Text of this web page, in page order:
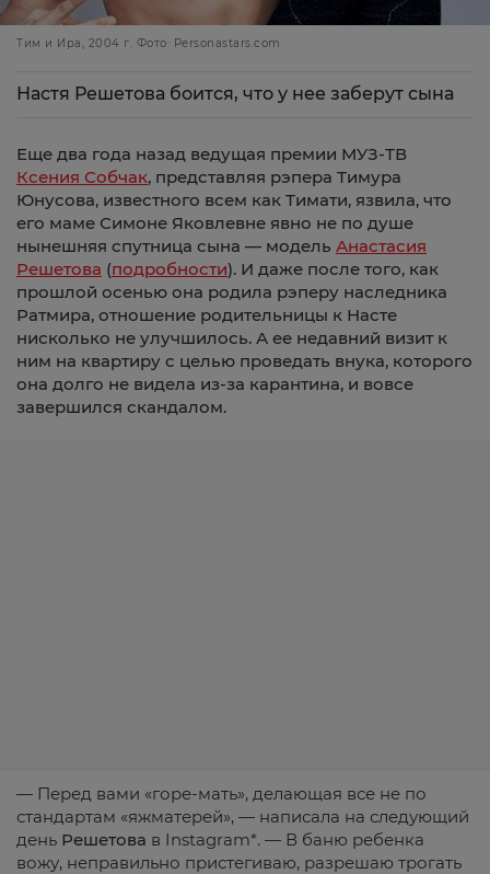
Тим и Ира, 2004 г. Фото: Personastars.com
Настя Решетова боится, что у нее заберут сына
Еще два года назад ведущая премии МУЗ-ТВ
Ксения Собчак, представляя рэпера Тимура
Юнусова, известного всем как Тимати, язвила, что
его маме Симоне Яковлевне явно не по душе
нынешняя спутница сына — модель Анастасия
Решетова (подробности). И даже после того, как
прошлой осенью она родила рэперу наследника
Ратмира, отношение родительницы к Насте
нисколько не улучшилось. А ее недавний визит к
ним на квартиру с целью проведать внука, которого
она долго не видела из-за карантина, и вовсе
завершился скандалом.
— Перед вами «горе-мать», делающая все не по
стандартам «яжматерей», — написала на следующий
день Решетова в Instagram*. — В баню ребенка
вожу, неправильно пристегиваю, разрешаю трогать